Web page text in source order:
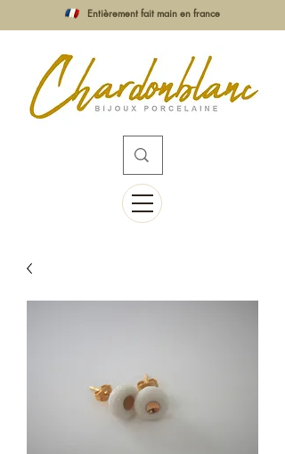
Entièrement fait main en france